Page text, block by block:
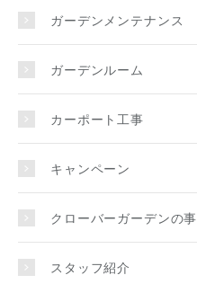
ガーデンメンテナンス
ガーデンルーム
カーポート工事
キャンペーン
クローバーガーデンの事
スタッフ紹介